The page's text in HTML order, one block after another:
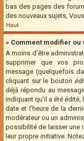
bas des pages des
des nouveaux sujets, Vous
Haut
» Comment modifier ou
A moins d’être
supprimer que vos
message (quelquefois
cliquant sur le bouton
déjà répondu au
indiquant qu’il a été
date et l’heure de la
modérateur ou un
possibilité de laisser une
leur propre initiative.